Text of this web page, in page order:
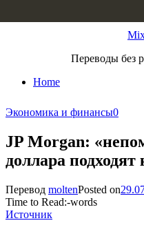
Переводы без
Home
Экономика и финансы0
JP Morgan:
доллара подходят
Перевод moltenPosted on
Time to Read:-words
Источник